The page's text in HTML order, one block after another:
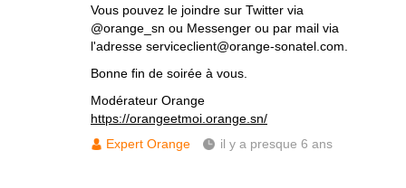
Vous pouvez le joindre sur Twitter via
@orange_sn ou Messenger ou par mail via
l'adresse serviceclient@orange-sonatel.com.
Bonne fin de soirée à vous.
Modérateur Orange
https://orangeetmoi.orange.sn/
Expert Orange
il y a presque 6 ans